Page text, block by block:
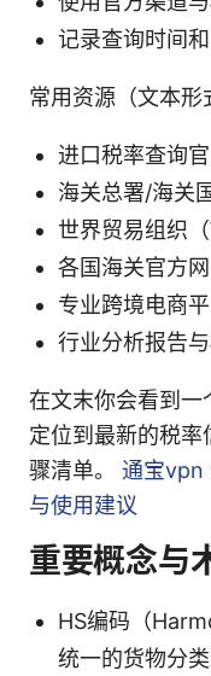
记录查询时间
常用资源（文本形
进口税率查询
海关总署/海关
世界贸易组织
各国海关官方
专业跨境电商
行业分析报告
在文末你会看到一
定位到最新的税
骤清单。 通宝vpn
与使用建议
重要概念与
HS编码（
统一的货物分